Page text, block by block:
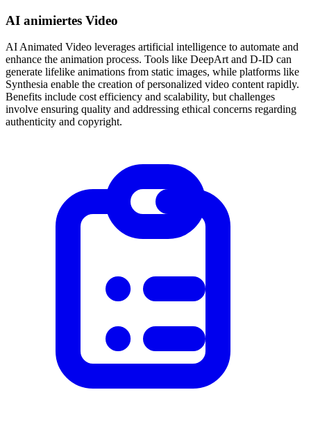
AI animiertes Video
AI Animated Video leverages artificial intelligence to automate and
enhance the animation process. Tools like DeepArt and D-ID can
generate lifelike animations from static images, while platforms like
Synthesia enable the creation of personalized video content rapidly.
Benefits include cost efficiency and scalability, but challenges
involve ensuring quality and addressing ethical concerns regarding
authenticity and copyright.